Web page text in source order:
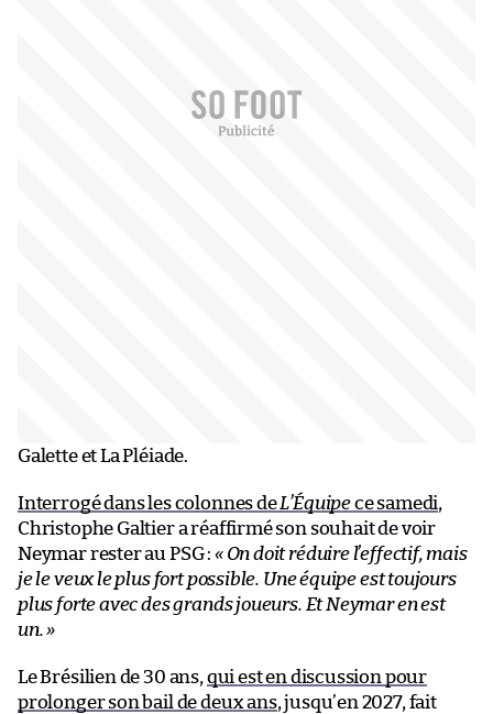
Galette et La Pléiade.
Interrogé dans les colonnes deL’Équipece samedi,
Christophe Galtier a réaffirmé son souhait de voir
Neymar rester au PSG : « On doit réduire l’effectif, mais
je le veux le plus fort possible. Une équipe est toujours
plus forte avec des grands joueurs. Et Neymar en est
un. »
Le Brésilien de 30 ans, qui est en discussion pour
prolonger son bail de deux ans, jusqu’en 2027, fait